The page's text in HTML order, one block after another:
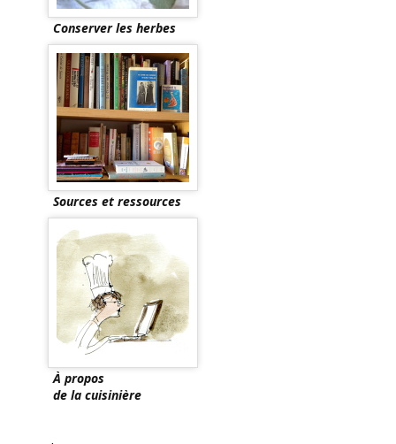
Conserver les herbes
Sources et ressources
À propos
de la cuisinière